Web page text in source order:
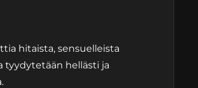
hitaista, sensuelleista
tyydytetään hellästi ja